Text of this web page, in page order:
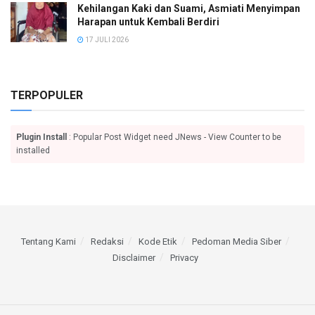
Kehilangan Kaki dan Suami, Asmiati Menyimpan
Harapan untuk Kembali Berdiri
17 JULI 2026
TERPOPULER
Plugin Install
: Popular Post Widget need JNews - View Counter to be
installed
Tentang Kami Redaksi Kode Etik
Pedoman Media Siber
Disclaimer
Privacy